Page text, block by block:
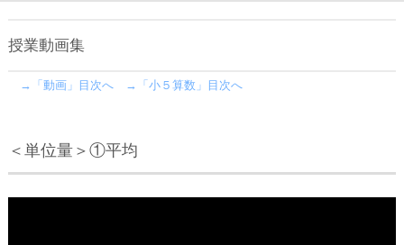
授業動画集
→「動画」目次へ →「小５算数」目次へ
＜単位量＞①平均